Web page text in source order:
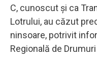
C, cunoscut și ca
Lotrului, au căzut
ninsoare, potrivit
Regională de